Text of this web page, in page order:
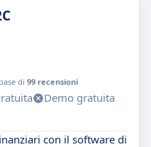
di 99 recensioni
Demo gratuita
con il software di